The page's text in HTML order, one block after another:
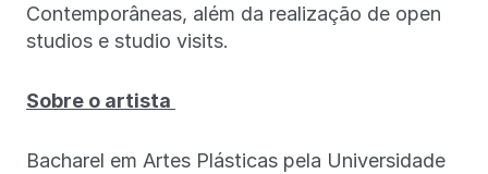
Contemporâneas, além da realização de open
studios e studio visits.
Sobre o artista
Bacharel em Artes Plásticas pela Universidade